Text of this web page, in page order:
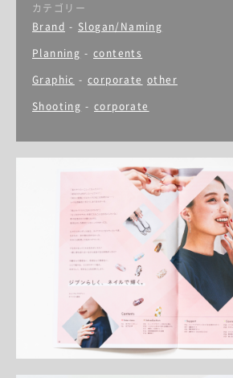
カテゴリー
Brand
- Slogan/Naming
Planning - contents
Graphic - corporate other
Shooting - corporate